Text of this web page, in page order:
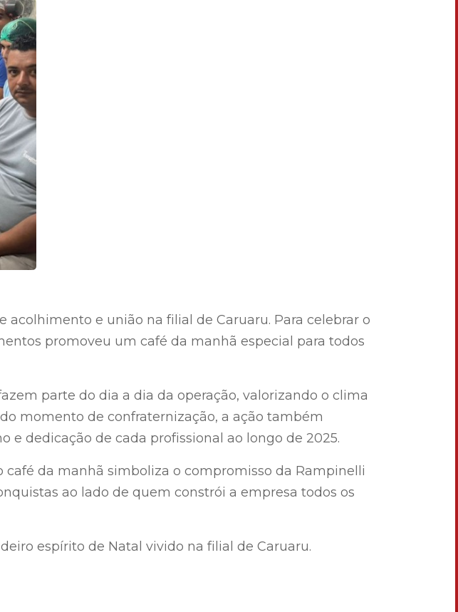
e união na filial de Caruaru. Para celebrar o
promoveu um café da manhã especial para todos
parte do dia a dia da operação, valorizando o clima
momento de confraternização, a ação também
e dedicação de cada profissional ao longo de 2025.
da manhã simboliza o compromisso da Rampinelli
ao lado de quem constrói a empresa todos os
espírito de Natal vivido na filial de Caruaru.